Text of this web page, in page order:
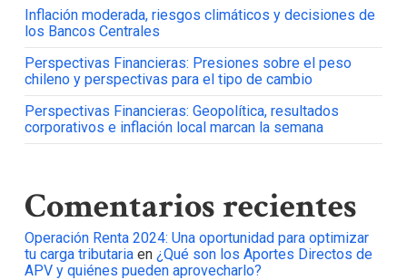
Inflación moderada, riesgos climáticos y decisiones de
los Bancos Centrales
Perspectivas Financieras: Presiones sobre el peso
chileno y perspectivas para el tipo de cambio
Perspectivas Financieras: Geopolítica, resultados
corporativos e inflación local marcan la semana
Comentarios recientes
Operación Renta 2024: Una oportunidad para optimizar
tu carga tributariaen ¿Qué son los Aportes Directos de
APV y quiénes pueden aprovecharlo?